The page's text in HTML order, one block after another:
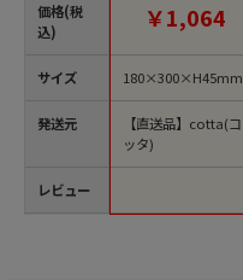
価格(税
込)
サイズ
発送元
レビュー
￥1,064
180×300×H45mm
【直送品】cotta(コ
ッタ)